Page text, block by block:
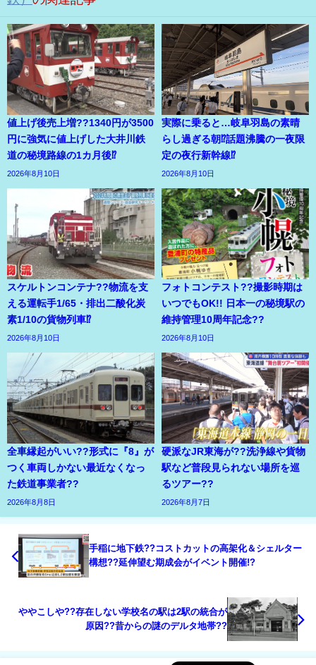
値上げ後売上増??1340円が3500
円に強気に値上げした大井川鉄
道の秘境路線の1カ月後⁉
2026年8月10日
実際に乗ると…岐阜羽島の素晴
らし過ぎる朝⁉話題沸騰の一夜限
定の夜行新幹線⁉
2026年8月10日
スケルトンコンテナ??物流を支
える運転手1/65・排出二酸化炭
素1/10の貨物列車⁉
2026年8月10日
フォトコンテスト??撮影時期は
いつでもOK!! 日本一の秘境駅の
維持管理10周年記念??
2026年8月10日
全車縁起がいい??形式に『8』が
つく車両しかない最近なくなっ
た鉄道事業者??
2026年8月8日
硬派なJR東海が??洗浄線や貨物
駅など普段見られない場所を巡
るツアー??
2026年8月7日
手稲に地下鉄??コストカットの高架化＆シェルター
構想??延伸望む期成会がイベント開催!?
ややこしや??存在しない学校名の駅は2駅の統合が
原因??昔からの謎のデルタ地帯??